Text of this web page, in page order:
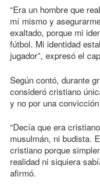
“Era un hombre que
mí mismo y
exaltado, porque mi
fútbol. Mi identidad
jugador”, expresó el
Según contó, durante
consideró cristiano
y no por una
“Decía que era
musulmán, ni budista.
cristiano porque
realidad ni siquiera
afirmó.